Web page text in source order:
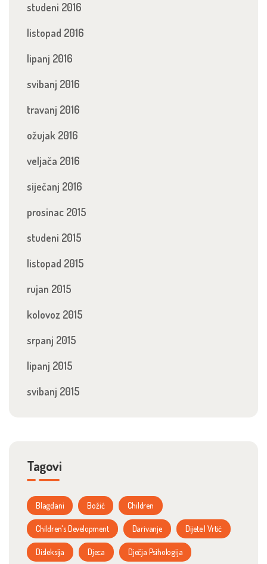
studeni 2016
listopad 2016
lipanj 2016
svibanj 2016
travanj 2016
ožujak 2016
veljača 2016
siječanj 2016
prosinac 2015
studeni 2015
listopad 2015
rujan 2015
kolovoz 2015
srpanj 2015
lipanj 2015
svibanj 2015
Tagovi
Blagdani Božić Children
Children's Development Darivanje Dijete I Vrtić
Disleksija Djeca Dječja Psihologija